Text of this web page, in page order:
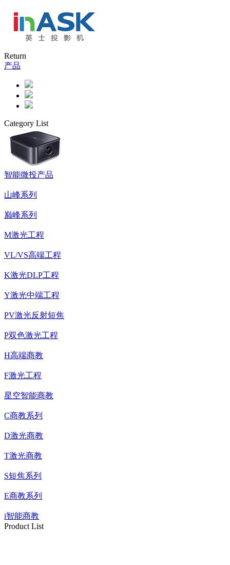
Return
产品
Category List
智能微投产品
山峰系列
巅峰系列
M激光工程
VL/VS高端工程
K激光DLP工程
Y激光中端工程
PV激光反射短焦
P双色激光工程
H高端商教
F激光工程
星空智能商教
C商教系列
D激光商教
T激光商教
S短焦系列
E商教系列
i智能商教
Product List